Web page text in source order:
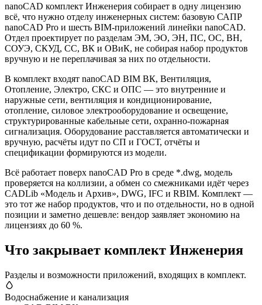
nanoCAD комплект Инженерия собирает в одну лицензию
всё, что нужно отделу инженерных систем: базовую САПР
nanoCAD Pro и шесть BIM-приложений линейки nanoCAD.
Отдел проектирует по разделам ЭМ, ЭО, ЭН, ПС, ОС, ВН,
СОУЭ, СКУД, СС, ВК и ОВиК, не собирая набор продуктов
вручную и не переплачивая за них по отдельности.
В комплект входят nanoCAD BIM ВК, Вентиляция,
Отопление, Электро, СКС и ОПС — это внутренние и
наружные сети, вентиляция и кондиционирование,
отопление, силовое электрооборудование и освещение,
структурированные кабельные сети, охранно-пожарная
сигнализация. Оборудование расставляется автоматически и
вручную, расчёты идут по СП и ГОСТ, отчёты и
спецификации формируются из модели.
Всё работает поверх nanoCAD Pro в среде *.dwg, модель
проверяется на коллизии, а обмен со смежниками идёт через
CADLib «Модель и Архив», DWG, IFC и RBIM. Комплект —
это тот же набор продуктов, что и по отдельности, но в одной
позиции и заметно дешевле: вендор заявляет экономию на
лицензиях до 60 %.
Что закрывает комплект Инженерия
Разделы и возможности приложений, входящих в комплект.
Водоснабжение и канализация